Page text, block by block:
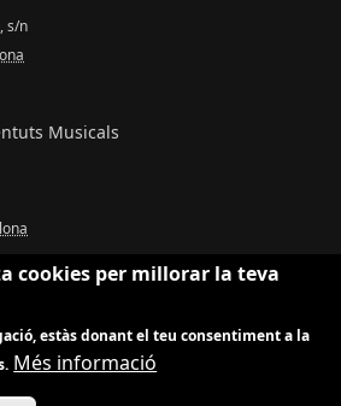
s/n
Musicals
de
cookies per millorar la teva
estàs donant el teu consentiment a la
Més informació